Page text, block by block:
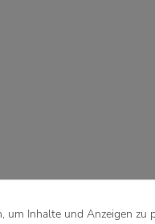
Inhalte und Anzeigen